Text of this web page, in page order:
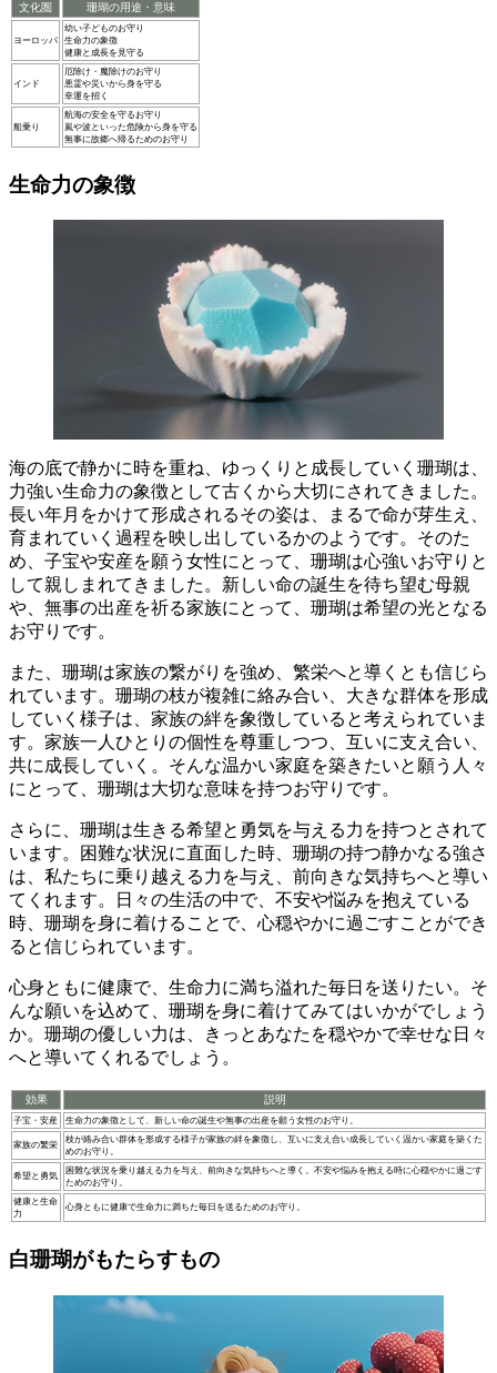
文化圏 珊瑚の用途・意味
ヨーロッパ
幼い子どものお守り
生命力の象徴
健康と成長を見守る
インド
厄除け・魔除けのお守り
悪霊や災いから身を守る
幸運を招く
船乗り
航海の安全を守るお守り
嵐や波といった危険から身を守る
無事に故郷へ帰るためのお守り
生命力の象徴
海の底で静かに時を重ね、ゆっくりと成長していく珊瑚は、
力強い生命力の象徴として古くから大切にされてきました。
長い年月をかけて形成されるその姿は、まるで命が芽生え、
育まれていく過程を映し出しているかのようです。そのた
め、 子宝や安産を願う女性にとって、珊瑚は心強いお守りと
して親しまれてきました。新しい命の誕生を待ち望む母親
や、無事の出産を祈る家族にとって、珊瑚は希望の光となる
お守りです。
また、珊瑚は家族の繋がりを強め、繁栄へと導く とも信じら
れています。珊瑚の枝が複雑に絡み合い、大きな群体を形成
していく様子は、家族の絆を象徴していると考えられていま
す。家族一人ひとりの個性を尊重しつつ、互いに支え合い、
共に成長していく。そんな温かい家庭を築きたいと願う人々
にとって、珊瑚は大切な意味を持つお守りです。
さらに、珊瑚は生きる希望と勇気を与える力を持つとされて
います。困難な状況に直面した時、珊瑚の持つ静かなる強さ
は、私たちに乗り越える力を与え、前向きな気持ちへと導い
てくれます。日々の生活の中で、不安や悩みを抱えている
時、珊瑚を身に着けることで、心穏やかに過ごすことができ
ると信じられています。
心身ともに健康で、生命力に満ち溢れた毎日 を送りたい。そ
んな願いを込めて、珊瑚を身に着けてみてはいかがでしょう
か。珊瑚の優しい力は、きっとあなたを穏やかで幸せな日々
へと導いてくれるでしょう。
効果 説明
子宝・安産 生命力の象徴として、新しい命の誕生や無事の出産を願う女性のお守り。
家族の繁栄
枝が絡み合い群体を形成する様子が家族の絆を象徴し、互いに支え合い成長していく温かい家庭を築くた
めのお守り。
希望と勇気
困難な状況を乗り越える力を与え、前向きな気持ちへと導く。不安や悩みを抱える時に心穏やかに過ごす
ためのお守り。
健康と生命
力
心身ともに健康で生命力に満ちた毎日を送るためのお守り。
白珊瑚がもたらすもの